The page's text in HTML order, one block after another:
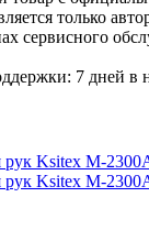
только
сервисного
7 дней